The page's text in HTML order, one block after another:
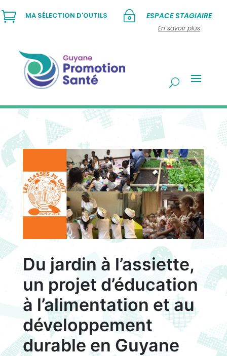
~ ESPACE STAGIAIRE
En savoir plus
 MA SÉLECTION D'OUTILS
Du jardin à l’assiette,
un projet d’éducation
à l’alimentation et au
développement
durable en Guyane